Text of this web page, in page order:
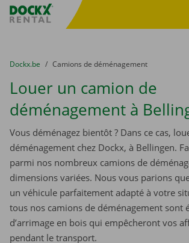
sitename
You are here:
du
Dockx.be to
Camions de déménagement
Louer un camion de
déménagement à
Vous déménagez bientôt ? Dans ce cas,
déménagement chez Dockx, à Bellingen.
parmi nos nombreux camions de
dimensions variées. Nous vous parions
un véhicule parfaitement adapté à votre
tous nos camions de déménagement sont
d’arrimage en bois qui empêcheront vos
pendant le transport.